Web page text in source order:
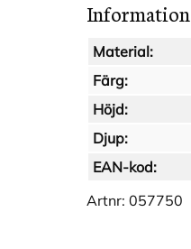
Information
Material:
Färg:
Höjd:
Djup:
EAN-kod:
Artnr: 057750